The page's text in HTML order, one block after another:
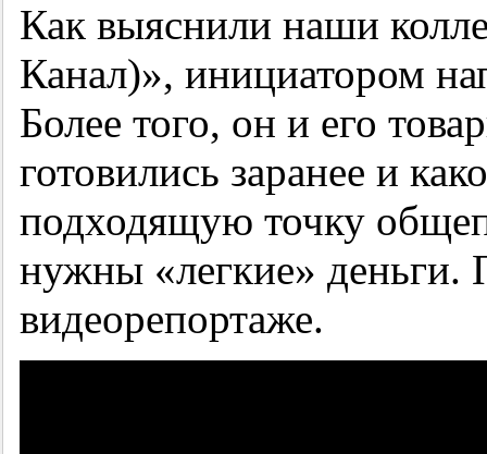
Как выяснили наши
Канал)», инициатором
Более того, он и его
готовились заранее и
подходящую точку
нужны «легкие» деньги.
видеорепортаже.